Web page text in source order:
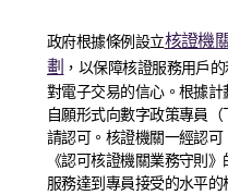
政府根據條例設立核證機
劃 ，以保障核證服務用戶
對電子交易的信心。根據計
自願形式向數字政策專員
請認可。核證機關一經認可
《認可核證機關業務守則
服務達到專員接受的水平